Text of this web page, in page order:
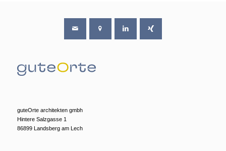
guteOrte architekten gmbh
Hintere Salzgasse 1
86899 Landsberg am Lech